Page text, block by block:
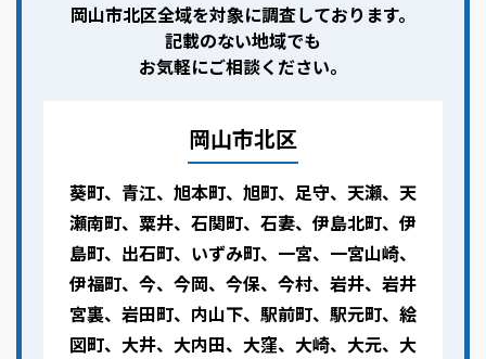
岡山市北区全域を対象に調査しております。
記載のない地域でも
お気軽にご相談ください。
岡山市北区
葵町、青江、旭本町、旭町、足守、天瀬、天
瀬南町、粟井、石関町、石妻、伊島北町、伊
島町、出石町、いずみ町、一宮、一宮山崎、
伊福町、今、今岡、今保、今村、岩井、岩井
宮裏、岩田町、内山下、駅前町、駅元町、絵
図町、大井、大内田、大窪、大崎、大元、大